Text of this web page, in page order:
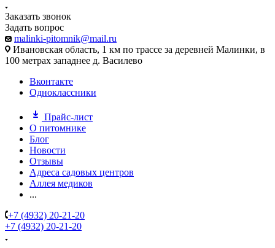
Заказать звонок
Задать вопрос
malinki-pitomnik@mail.ru
Ивановская область, 1 км по трассе за деревней Малинки, в
100 метрах западнее д. Василево
Вконтакте
Одноклассники
Прайс-лист
О питомнике
Блог
Новости
Отзывы
Адреса садовых центров
Аллея медиков
...
+7 (4932) 20-21-20
+7 (4932) 20-21-20